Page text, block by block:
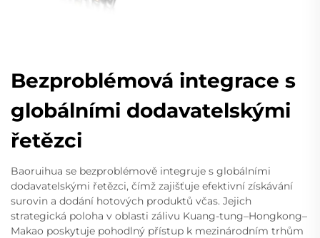
Bezproblémová integrace s
globálními dodavatelskými
řetězci
Baoruihua se bezproblémově integruje s globálními
dodavatelskými řetězci, čímž zajišťuje efektivní získávání
surovin a dodání hotových produktů včas. Jejich
strategická poloha v oblasti zálivu Kuang-tung–Hongkong–
Makao poskytuje pohodlný přístup k mezinárodním trhům